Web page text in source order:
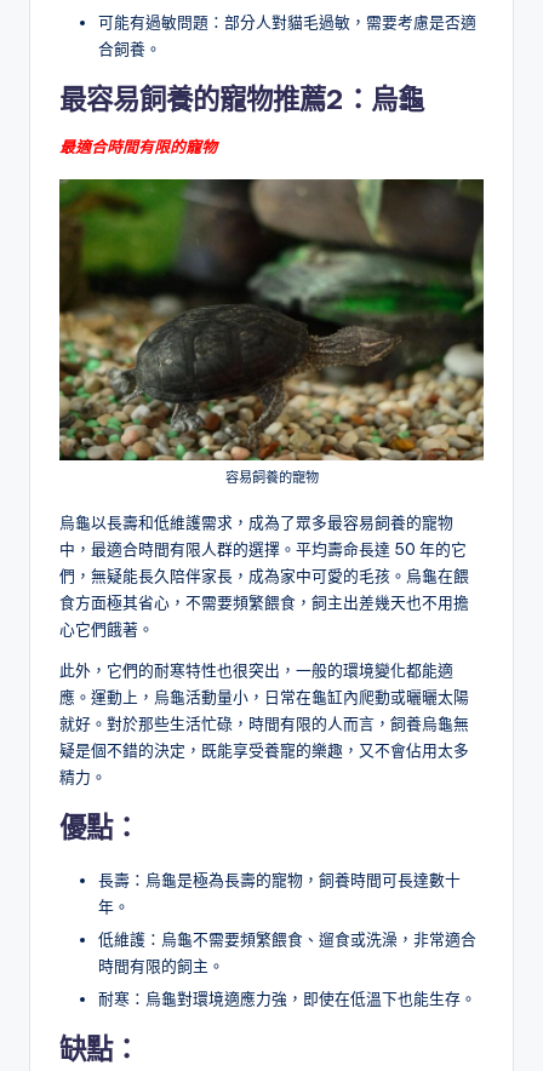
可能有過敏問題：部分人對貓毛過敏，需要考慮是否適
合飼養。
最容易飼養的寵物推薦2：烏龜
最適合時間有限的寵物
容易飼養的寵物
烏龜以長壽和低維護需求，成為了眾多最容易飼養的寵物
中，最適合時間有限人群的選擇。平均壽命長達 50 年的它
們，無疑能長久陪伴家長，成為家中可愛的毛孩。烏龜在餵
食方面極其省心，不需要頻繁餵食，飼主出差幾天也不用擔
心它們餓著。
此外，它們的耐寒特性也很突出，一般的環境變化都能適
應。運動上，烏龜活動量小，日常在龜缸內爬動或曬曬太陽
就好。對於那些生活忙碌，時間有限的人而言，飼養烏龜無
疑是個不錯的決定，既能享受養寵的樂趣，又不會佔用太多
精力。
優點：
長壽：烏龜是極為長壽的寵物，飼養時間可長達數十
年。
低維護：烏龜不需要頻繁餵食、遛食或洗澡，非常適合
時間有限的飼主。
耐寒：烏龜對環境適應力強，即使在低溫下也能生存。
缺點：